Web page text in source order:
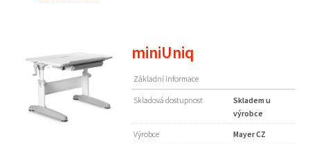
miniUniq
Základní informace
Skladová dostupnost
Skladem u
výrobce
Výrobce
Mayer CZ